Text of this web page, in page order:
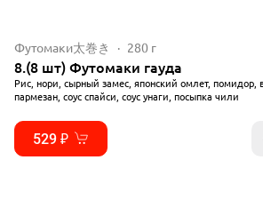
Футомаки太巻き 280 г
8.(8 шт) Футомаки гауда
Рис, нори, сырный замес, японский омлет, помидор,
пармезан, соус спайси, соус унаги, посыпка чили
529 ₽